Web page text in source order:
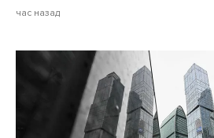
час назад